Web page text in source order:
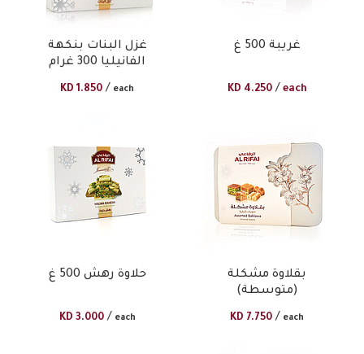
غزل البنات بنكهة
الفانيليا 300 غرام
KD 1.850 / each
غريبة 500 غ
KD 4.250 / each
حلاوة رهش 500 غ
KD 3.000 / each
بقلاوة مشكلة
(متوسطة)
KD 7.750 / each